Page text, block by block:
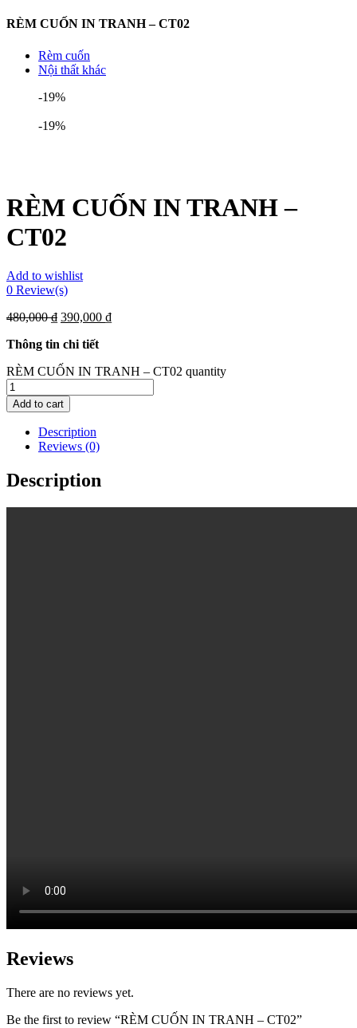
RÈM CUỐN IN TRANH – CT02
Rèm cuốn
Nội thất khác
-19%
-19%
RÈM CUỐN IN TRANH –
CT02
Add to wishlist
0 Review(s)
480,000₫ 390,000 ₫
Thông tin chi tiết
RÈM CUỐN IN TRANH – CT02 quantity
Add to cart
Description
Reviews (0)
Description
Reviews
There are no reviews yet.
Be the first to review “RÈM CUỐN IN TRANH – CT02”